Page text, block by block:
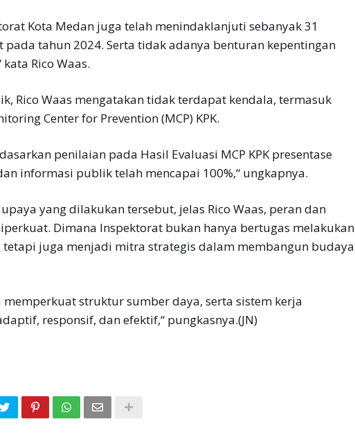
Kota Medan juga telah menindaklanjuti sebanyak 31
pada tahun 2024. Serta tidak adanya benturan kepentingan
Rico Waas.
Rico Waas mengatakan tidak terdapat kendala, termasuk
Center for Prevention (MCP) KPK.
penilaian pada Hasil Evaluasi MCP KPK presentase
informasi publik telah mencapai 100%,“ ungkapnya.
yang dilakukan tersebut, jelas Rico Waas, peran dan
Dimana Inspektorat bukan hanya bertugas melakukan
tetapi juga menjadi mitra strategis dalam membangun budaya
memperkuat struktur sumber daya, serta sistem kerja
responsif, dan efektif,“ pungkasnya.(JN)